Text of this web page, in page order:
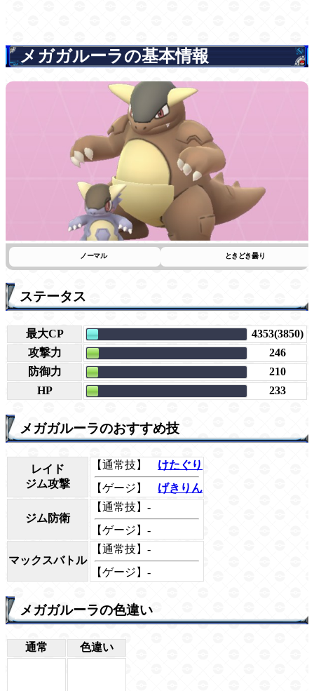
メガガルーラの基本情報
ノーマル ときどき曇り
ステータス
最大CP
4353(3850)
攻撃力
246
防御力
210
HP
233
メガガルーラのおすすめ技
レイド
ジム攻撃
【通常技】
けたぐり
【ゲージ】
げきりん
ジム防衛
【通常技】-
【ゲージ】-
マックスバトル
【通常技】-
【ゲージ】-
メガガルーラの色違い
通常 色違い